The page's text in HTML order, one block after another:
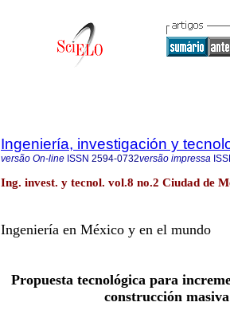
Ingeniería, investigación y
versão On-line ISSN 2594-0732versão impressa
Ing. invest. y tecnol. vol.8 no.2 Ciudad de
Ingeniería en México y en el mundo
Propuesta tecnológica para
construcción